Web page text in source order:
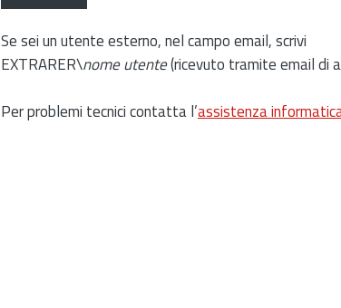
Se sei un utente esterno, nel campo email, scrivi
EXTRARER\nome utente(ricevuto tramite email di
Per problemi tecnici contatta l’assistenza